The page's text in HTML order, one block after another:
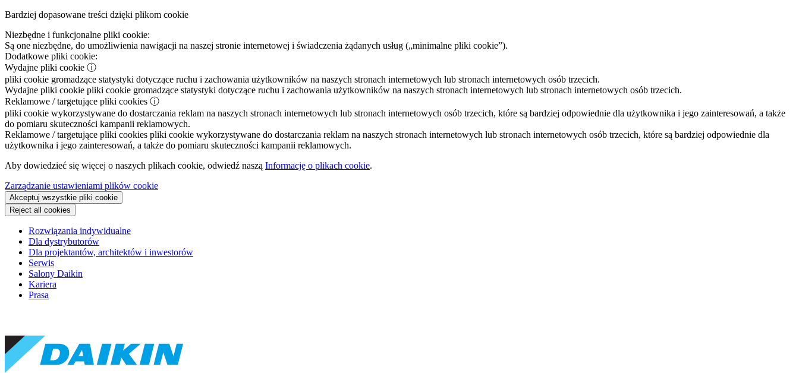
Bardziej dopasowane treści dzięki plikom cookie
Niezbędne i funkcjonalne pliki cookie:
Są one niezbędne, do umożliwienia nawigacji na naszej stronie internetowej i świadczenia żądanych usług („minimalne pliki cookie”).
Dodatkowe pliki cookie:
Wydajne pliki cookie ⓘ
pliki cookie gromadzące statystyki dotyczące ruchu i zachowania użytkowników na naszych stronach internetowych lub stronach internetowych osób trzecich.
Wydajne pliki cookie pliki cookie gromadzące statystyki dotyczące ruchu i zachowania użytkowników na naszych stronach internetowych lub stronach internetowych osób trzecich.
Reklamowe / targetujące pliki cookies ⓘ
pliki cookie wykorzystywane do dostarczania reklam na naszych stronach internetowych lub stronach internetowych osób trzecich, które są bardziej odpowiednie dla użytkownika i jego zainteresowań, a także
do pomiaru skuteczności kampanii reklamowych.
Reklamowe / targetujące pliki cookies pliki cookie wykorzystywane do dostarczania reklam na naszych stronach internetowych lub stronach internetowych osób trzecich, które są bardziej odpowiednie dla
użytkownika i jego zainteresowań, a także do pomiaru skuteczności kampanii reklamowych.
Aby dowiedzieć się więcej o naszych plikach cookie, odwiedź naszą Informację o plikach cookie.
Zarządzanie ustawieniami plików cookie
Akceptuj wszystkie pliki cookie
Reject all cookies
Rozwiązania indywidualne
Dla dystrybutorów
Dla projektantów, architektów i inwestorów
Serwis
Salony Daikin
Kariera
Prasa